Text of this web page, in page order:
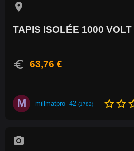
location_on
TAPIS ISOLÉE 1000
euro 63,76 €
M millmatpro_42 (1782) star_borderstar_border
photo_camera